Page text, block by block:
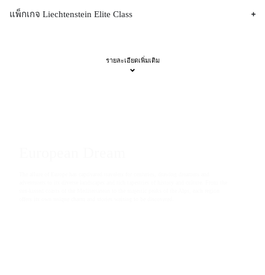
แพ็กเกจ Liechtenstein Elite Class
รายละเอียดเพิ่มเติม